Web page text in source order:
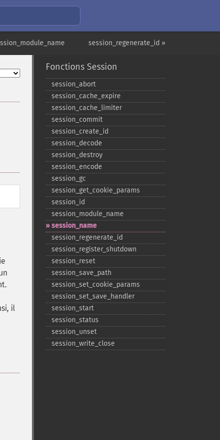
session_regenerate_id »
il
Fonctions Session
session_​abort
session_​cache_​expire
session_​cache_​limiter
session_​commit
session_​create_​id
session_​decode
session_​destroy
session_​encode
session_​gc
session_​get_​cookie_​params
session_​id
session_​module_​name
session_​name
session_​regenerate_​id
session_​register_​shutdown
session_​reset
session_​save_​path
session_​set_​cookie_​params
session_​set_​save_​handler
session_​start
session_​status
session_​unset
session_​write_​close